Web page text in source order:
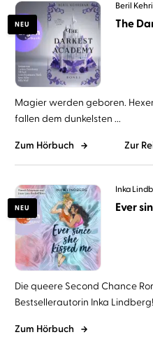
NEU
Beril
The
Magier werden geboren.
fallen dem dunkelsten ...
Zum Hörbuch Zur
NEU
Inka
Ever
Die queere Second Chance
Bestsellerautorin Inka Lindberg!
Zum Hörbuch